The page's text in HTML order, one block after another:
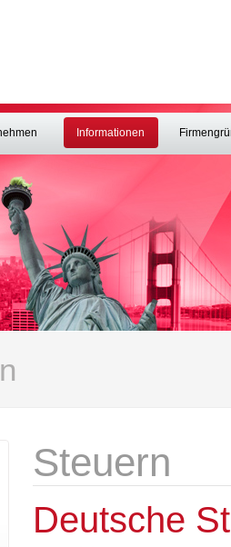
Informationen
Steuern
Deutsche